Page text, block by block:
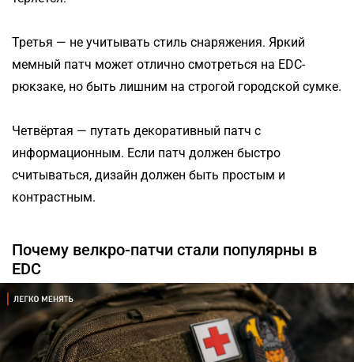
Третья — не учитывать стиль снаряжения. Яркий
мемный патч может отлично смотреться на EDC-
рюкзаке, но быть лишним на строгой городской сумке.
Четвёртая — путать декоративный патч с
информационным. Если патч должен быстро
считываться, дизайн должен быть простым и
контрастным.
Почему велкро-патчи стали популярны в
EDC